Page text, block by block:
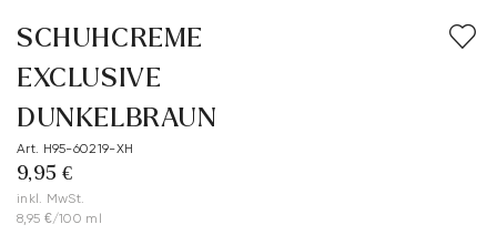
SCHUHCREME
EXCLUSIVE
DUNKELBRAUN
Art. H95-60219-XH
9,95 €
inkl. MwSt.
8,95 €/100 ml